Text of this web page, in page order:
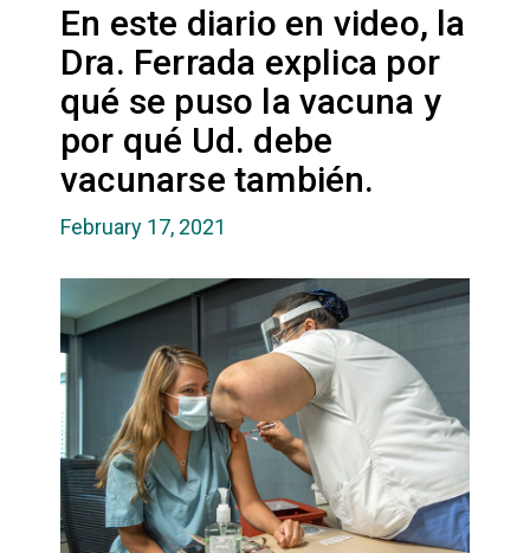
En este diario en video, la
Dra. Ferrada explica por
qué se puso la vacuna y
por qué Ud. debe
vacunarse también.
February 17, 2021